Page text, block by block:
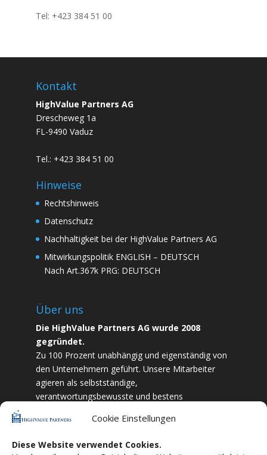
Cookie Einstellungen
Diese Website verwendet Cookies.
Tel: +423 384 51 00
Kontakt
HighValue Partners AG
Drescheweg 1a
FL-9490 Vaduz
Tel.: +423 384 51 00
Hinweise
Rechtshinweis
Datenschutz
Nachhaltigkeit bei der HighValue Partners AG
Mitwirkungspolitik ENGLISH – DEUTSCH
Nach Art.367k PRG: DEUTSCH
Über uns
Die HighValue Partners AG wurde 2008
gegründet.
Zu 100 Prozent unabhängig und eigenständig von
den Unternehmern geführt. Unsere Mitarbeiter
agieren als selbstständige,
verantwortungsbewusste und bestens
und Zielstrebigkeit sind wir bestrebt das